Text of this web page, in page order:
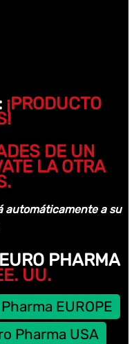
¡PRODUCTO
DE UN
LA OTRA
automáticamente a su
PHARMA
UU.
EUROPE
Pharma USA